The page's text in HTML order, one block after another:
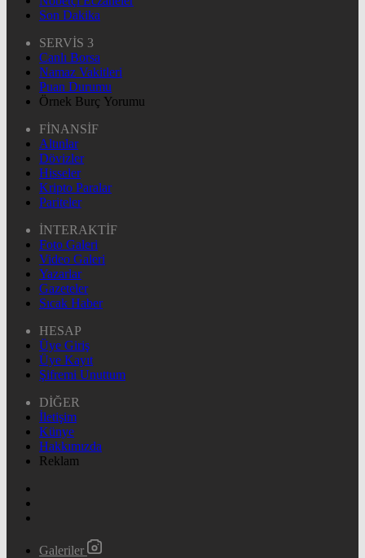
Son Dakika
SERVİS 3
Canlı Borsa
Namaz Vakitleri
Puan Durumu
Örnek Burç Yorumu
FİNANSİF
Altınlar
Dövizler
Hisseler
Kripto Paralar
Pariteler
İNTERAKTİF
Foto Galeri
Video Galeri
Yazarlar
Gazeteler
Sıcak Haber
HESAP
Üye Giriş
Üye Kayıt
Şifremi Unuttum
DİĞER
İletişim
Künye
Hakkımızda
Reklam
Galeriler